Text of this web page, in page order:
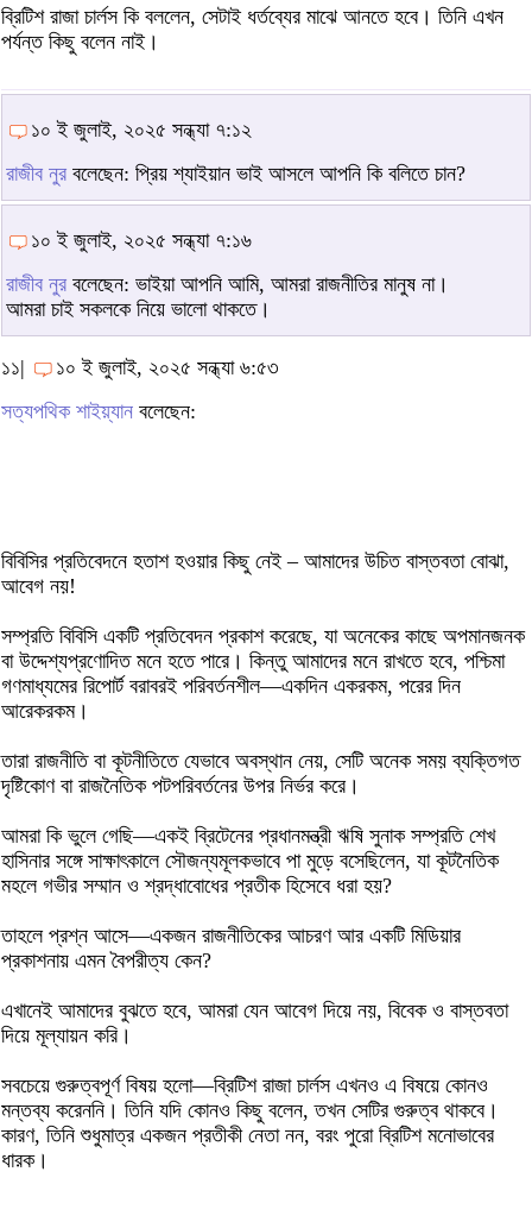
ব্রিটিশ রাজা চার্লস কি বললেন, সেটাই ধর্তব্যের মাঝে আনতে হবে। তিনি এখন
পর্যন্ত কিছু বলেন নাই।
১০ ই জুলাই, ২০২৫ সন্ধ্যা ৭:১২
রাজীব নুর বলেছেন: প্রিয় শ্যাইয়ান ভাই আসলে আপনি কি বলিতে চান?
১০ ই জুলাই, ২০২৫ সন্ধ্যা ৭:১৬
রাজীব নুর বলেছেন: ভাইয়া আপনি আমি, আমরা রাজনীতির মানুষ না।
আমরা চাই সকলকে নিয়ে ভালো থাকতে।
১১|
১০ ই জুলাই, ২০২৫ সন্ধ্যা ৬:৫৩
সত্যপথিক শাইয়্যান বলেছেন:
বিবিসির প্রতিবেদনে হতাশ হওয়ার কিছু নেই – আমাদের উচিত বাস্তবতা বোঝা,
আবেগ নয়!
সম্প্রতি বিবিসি একটি প্রতিবেদন প্রকাশ করেছে, যা অনেকের কাছে অপমানজনক
বা উদ্দেশ্যপ্রণোদিত মনে হতে পারে। কিন্তু আমাদের মনে রাখতে হবে, পশ্চিমা
গণমাধ্যমের রিপোর্ট বরাবরই পরিবর্তনশীল—একদিন একরকম, পরের দিন
আরেকরকম।
তারা রাজনীতি বা কূটনীতিতে যেভাবে অবস্থান নেয়, সেটি অনেক সময় ব্যক্তিগত
দৃষ্টিকোণ বা রাজনৈতিক পটপরিবর্তনের উপর নির্ভর করে।
আমরা কি ভুলে গেছি—একই ব্রিটেনের প্রধানমন্ত্রী ঋষি সুনাক সম্প্রতি শেখ
হাসিনার সঙ্গে সাক্ষাৎকালে সৌজন্যমূলকভাবে পা মুড়ে বসেছিলেন, যা কূটনৈতিক
মহলে গভীর সম্মান ও শ্রদ্ধাবোধের প্রতীক হিসেবে ধরা হয়?
তাহলে প্রশ্ন আসে—একজন রাজনীতিকের আচরণ আর একটি মিডিয়ার
প্রকাশনায় এমন বৈপরীত্য কেন?
এখানেই আমাদের বুঝতে হবে, আমরা যেন আবেগ দিয়ে নয়, বিবেক ও বাস্তবতা
দিয়ে মূল্যায়ন করি।
সবচেয়ে গুরুত্বপূর্ণ বিষয় হলো—ব্রিটিশ রাজা চার্লস এখনও এ বিষয়ে কোনও
মন্তব্য করেননি। তিনি যদি কোনও কিছু বলেন, তখন সেটির গুরুত্ব থাকবে।
কারণ, তিনি শুধুমাত্র একজন প্রতীকী নেতা নন, বরং পুরো ব্রিটিশ মনোভাবের
ধারক।